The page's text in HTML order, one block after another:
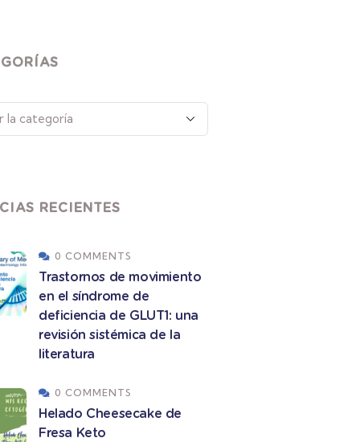
RECIENTES
0 COMMENTS
Trastornos de movimiento
en el síndrome de
deficiencia de GLUT1: una
revisión sistémica de la
literatura
0 COMMENTS
Helado Cheesecake de
Fresa Keto